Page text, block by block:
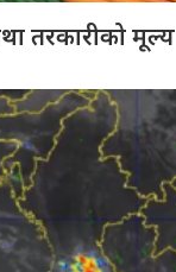
तरकारीको मूल्य